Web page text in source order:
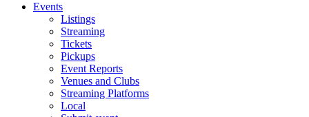
Events
Listings
Streaming
Tickets
Pickups
Event Reports
Venues and Clubs
Streaming Platforms
Local